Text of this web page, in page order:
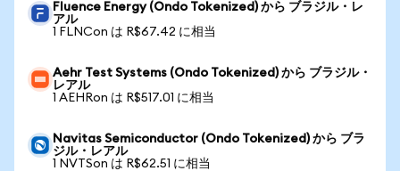
Fluence Energy (Ondo Tokenized) から ブラジル・レ
アル
1 FLNCon は R$67.42 に相当
Aehr Test Systems (Ondo Tokenized) から ブラジル・
レアル
1 AEHRon は R$517.01 に相当
Navitas Semiconductor (Ondo Tokenized) から ブラ
ジル・レアル
1 NVTSon は R$62.51 に相当